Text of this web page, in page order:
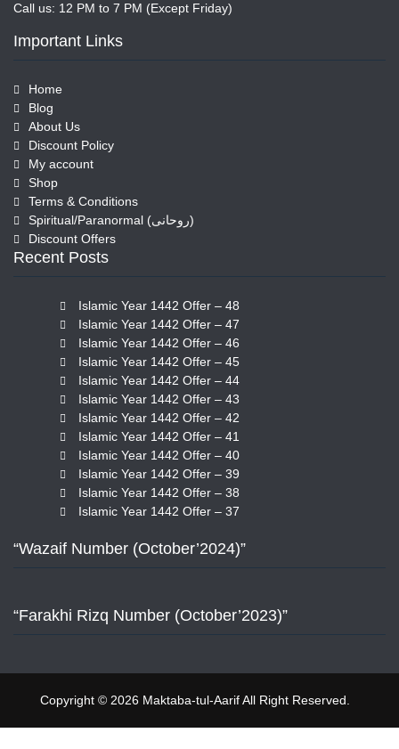
Call us: 12 PM to 7 PM (Except Friday)
Important Links
Home
Blog
About Us
Discount Policy
My account
Shop
Terms & Conditions
Spiritual/Paranormal (روحانی)
Discount Offers
Recent Posts
Islamic Year 1442 Offer – 48
Islamic Year 1442 Offer – 47
Islamic Year 1442 Offer – 46
Islamic Year 1442 Offer – 45
Islamic Year 1442 Offer – 44
Islamic Year 1442 Offer – 43
Islamic Year 1442 Offer – 42
Islamic Year 1442 Offer – 41
Islamic Year 1442 Offer – 40
Islamic Year 1442 Offer – 39
Islamic Year 1442 Offer – 38
Islamic Year 1442 Offer – 37
“Wazaif Number (October’2024)”
“Farakhi Rizq Number (October’2023)”
Copyright © 2026 Maktaba-tul-Aarif All Right Reserved.